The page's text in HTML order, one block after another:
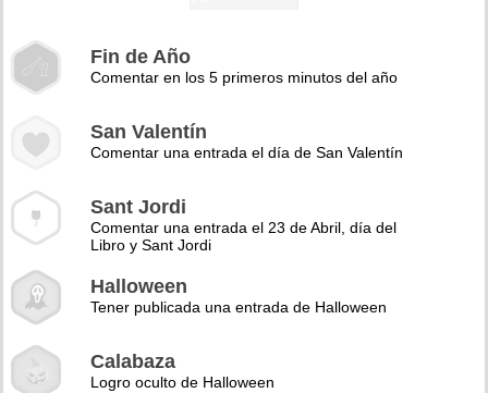
Fin de Año
Comentar en los 5 primeros minutos del año
San Valentín
Comentar una entrada el día de San Valentín
Sant Jordi
Comentar una entrada el 23 de Abril, día del
Libro y Sant Jordi
Halloween
Tener publicada una entrada de Halloween
Calabaza
Logro oculto de Halloween